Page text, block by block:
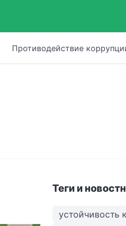
Противодействие
Теги и
устойчивость